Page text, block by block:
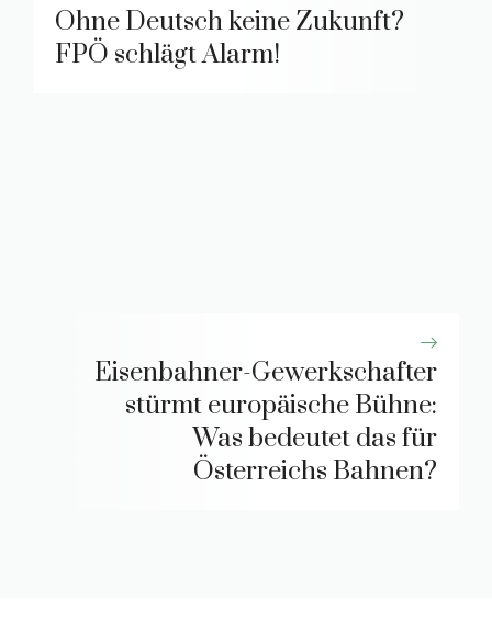
Ohne Deutsch keine Zukunft?
FPÖ schlägt Alarm!
Eisenbahner-Gewerkschafter
stürmt europäische Bühne:
Was bedeutet das für
Österreichs Bahnen?